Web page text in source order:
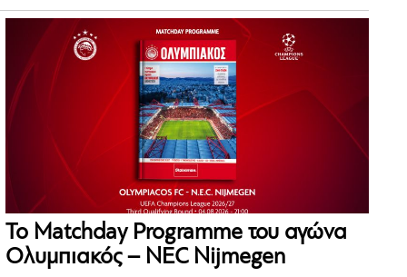
Το Matchday Programme του αγώνα
Ολυμπιακός – NEC Nijmegen